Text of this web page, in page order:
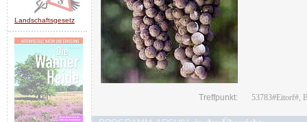
Landschaftsgesetz
Treffpunkt: 53783#Eitorf#,